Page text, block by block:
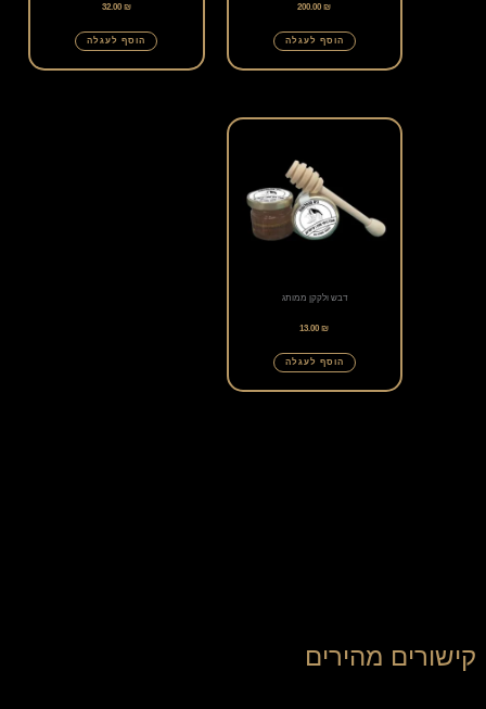
קישורים מהירים
200.00₪
הוסף לעגלה
32.00 ₪
הוסף לעגלה
דבש ולקקן ממותג
13.00₪
הוסף לעגלה